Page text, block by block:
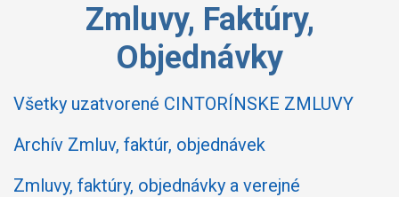
Zmluvy, Faktúry,
Objednávky
Všetky uzatvorené CINTORÍNSKE ZMLUVY
Archív Zmluv, faktúr, objednávek
Zmluvy, faktúry, objednávky a verejné